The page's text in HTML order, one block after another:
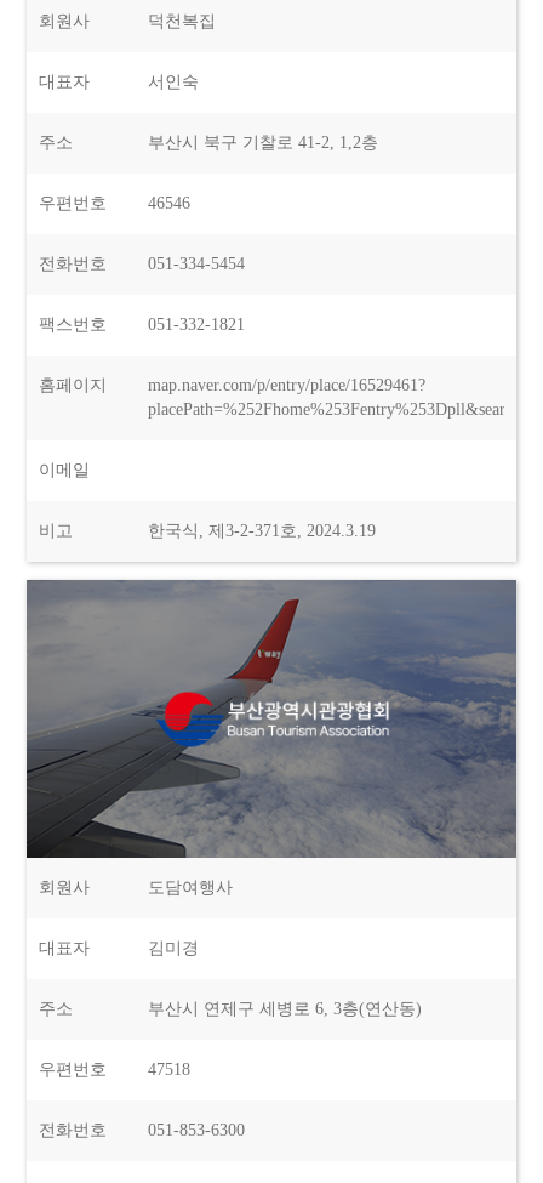
회원사 덕천복집
대표자 서인숙
주소 부산시 북구 기찰로 41-2, 1,2층
우편번호 46546
전화번호 051-334-5454
팩스번호 051-332-1821
홈페이지
map.naver.com/p/entry/place/16529461?
이메일
비고 한국식, 제3-2-371호, 2024.3.19
회원사 도담여행사
대표자 김미경
주소 부산시 연제구 세병로 6, 3층(연산동)
우편번호 47518
전화번호 051-853-6300